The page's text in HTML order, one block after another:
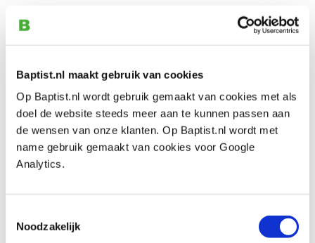
Baptist.nl maakt gebruik van cookies
Op Baptist.nl wordt gebruik gemaakt van cookies met als
doel de website steeds meer aan te kunnen passen aan
de wensen van onze klanten. Op Baptist.nl wordt met
name gebruik gemaakt van cookies voor Google
Analytics.
Noodzakelijk
€ 18,35 excl. btw
Op voorraad
Vergelijken
Tormek SVP-80 slijphulpstuk voor HSS